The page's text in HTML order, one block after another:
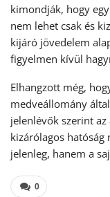
kimondják, hogy
nem lehet csak és
kijáró jövedelem
figyelmen kívül
Elhangzott még,
medveállomány
jelenlévők szerint
kizárólagos
jelenleg, hanem a
0